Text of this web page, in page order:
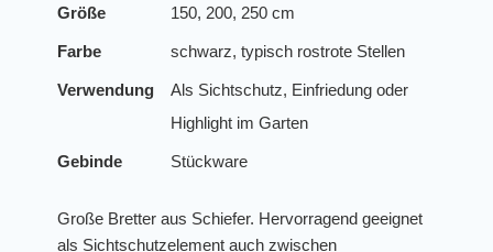
Größe 150, 200, 250 cm
Farbe schwarz, typisch rostrote Stellen
Verwendung
Als Sichtschutz, Einfriedung oder
Highlight im Garten
Gebinde Stückware
Große Bretter aus Schiefer. Hervorragend geeignet
als Sichtschutzelement auch zwischen